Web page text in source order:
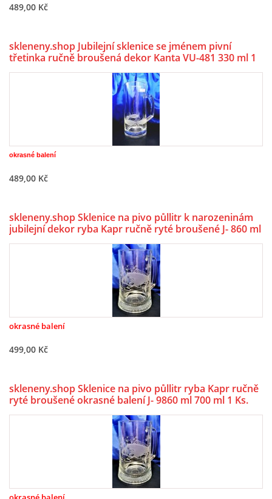
489,00 Kč
skleneny.shop Jubilejní sklenice se jménem pivní
třetinka ručně broušená dekor Kanta VU-481 330 ml 1
Ks.
okrasné balení
489,00 Kč
skleneny.shop Sklenice na pivo půllitr k narozeninám
jubilejní dekor ryba Kapr ručně ryté broušené J- 860 ml
700 ml 1 Ks.
okrasné balení
499,00 Kč
skleneny.shop Sklenice na pivo půllitr ryba Kapr ručně
ryté broušené okrasné balení J- 9860 ml 700 ml 1 Ks.